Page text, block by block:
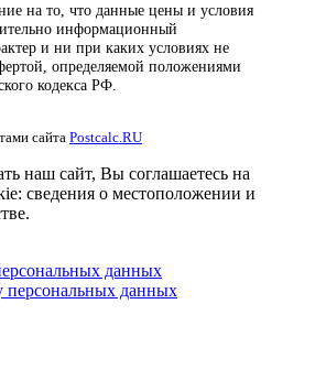
на то, что данные цены и условия
информационный
и ни при каких условиях не
определяемой положениями
кодекса РФ.
сайта Postcalc.RU
наш сайт, Вы соглашаетесь на
сведения о местоположении и
данных
персональных данных